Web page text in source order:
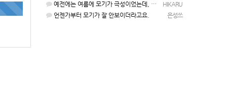
HIKARU
예전에는 여름에 모기가 극성이었는데, 여름에는 안나오는 것 같은.....ㅎ ㅎ)
은성쓰
언젠가부터 모기가 잘 안보이더라고요.